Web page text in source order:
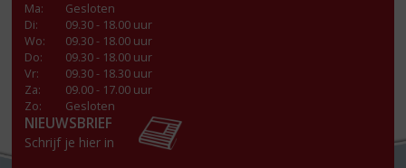
Ma:
Gesloten
Di:
09.30 - 18.00 uur
Wo:
09.30 - 18.00 uur
Do:
09.30 - 18.00 uur
Vr:
09.30 - 18.30 uur
Za:
09.00 - 17.00 uur
Zo:
Gesloten
NIEUWSBRIEF
Schrijf je hier in